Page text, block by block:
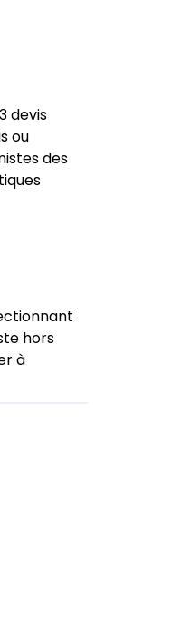
devis
ou
des
hors
à